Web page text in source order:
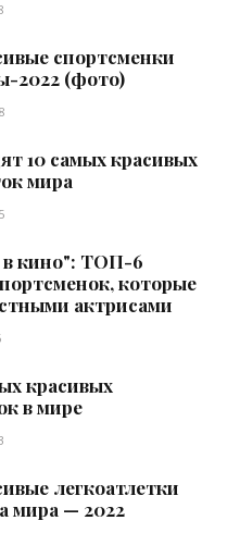
спортсменки
2022 (фото)
10 самых красивых
мира
в кино": ТОП-6
которые
актрисами
красивых
в мире
легкоатлетки
мира — 2022